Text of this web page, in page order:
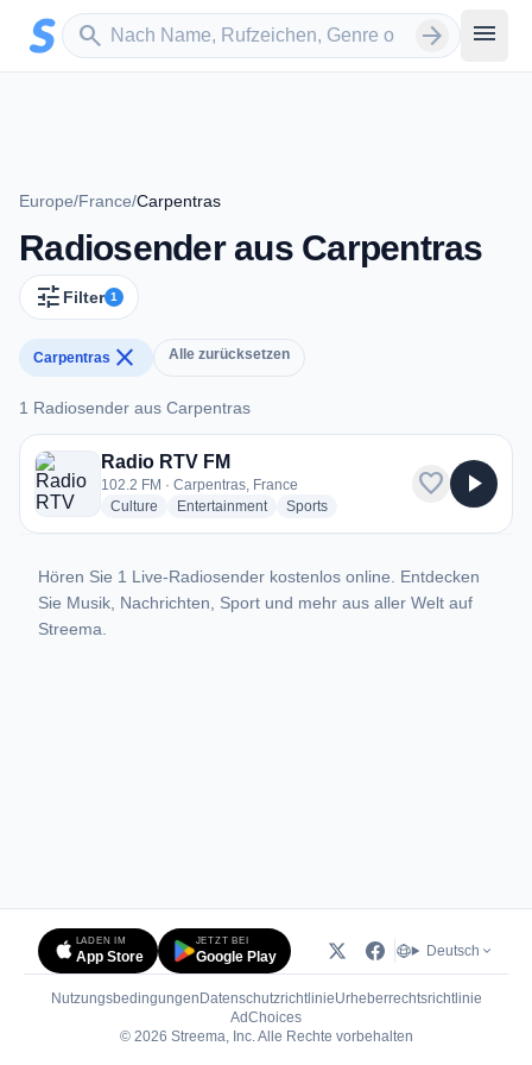
Zum Hauptinhalt springen
search
Sender suchen arrow_forward menu
Europe/France/Carpentras
Radiosender aus Carpentras
tune Filter 1
Carpentras close Alle zurücksetzen
1 Radiosender aus Carpentras
1 Radiosender aus Carpentras
Radio RTV FM
102.2 FM · Carpentras, France
Culture radio stations
Entertainmentradio stations
Sportsradio stations
favorite play_arrow
Hören Sie 1 Live-Radiosender kostenlos online. Entdecken
Sie Musik, Nachrichten, Sport und mehr aus aller Welt auf
Streema.
LADEN IM
App Store
JETZT BEI
Google Play Deutsch
Nutzungsbedingungen DatenschutzrichtlinieUrheberrechtsrichtlinie
AdChoices(öffnet in neuem Tab)
© 2026 Streema, Inc. Alle Rechte vorbehalten